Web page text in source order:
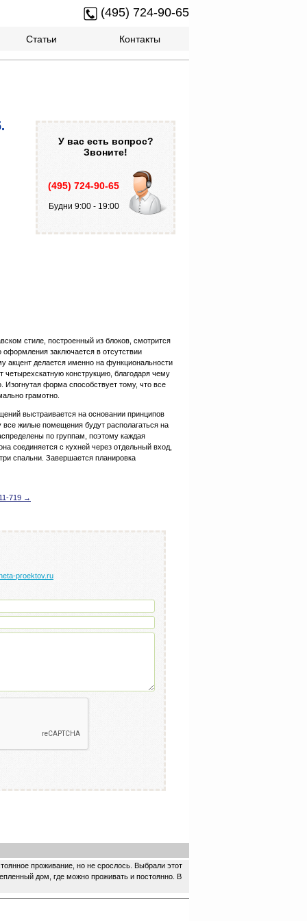
(495) 724-90-65
Статьи Контакты
У вас есть вопрос?
Звоните!
(495) 724-90-65
Будни 9:00 - 19:00
стиле, построенный из блоков, смотрится
заключается в отсутствии
акцент делается именно на функциональности
четырехскатную конструкцию, благодаря чему
Изогнутая форма способствует тому, что все
грамотно.
выстраивается на основании принципов
все жилые помещения будут располагаться на
по группам, поэтому каждая
соединяется с кухней через отдельный вход,
спальни. Завершается планировка
719 →
proektov.ru
проживание, но не срослось. Выбрали этот
дом, где можно проживать и постоянно. В